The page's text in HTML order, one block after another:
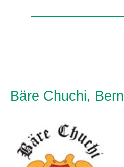
Bäre Chuchi, Bern